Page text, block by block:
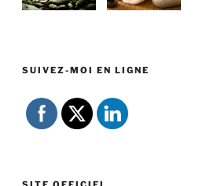
SUIVEZ-MOI EN LIGNE